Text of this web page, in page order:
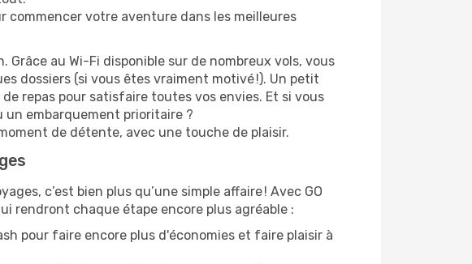
votre aventure dans les meilleures
au Wi-Fi disponible sur de nombreux vols, vous
dossiers (si vous êtes vraiment motivé !). Un petit
repas pour satisfaire toutes vos envies. Et si vous
un embarquement prioritaire ?
de détente, avec une touche de plaisir.
c’est bien plus qu’une simple affaire ! Avec GO
rendront chaque étape encore plus agréable :
pour faire encore plus d'économies et faire plaisir à